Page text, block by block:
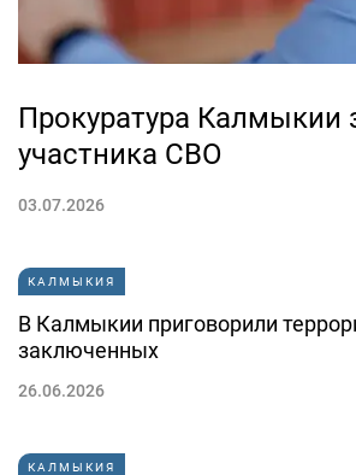
Прокуратура Калмыкии
участника СВО
03.07.2026
КАЛМЫКИЯ
В Калмыкии приговорили
заключенных
26.06.2026
КАЛМЫКИЯ